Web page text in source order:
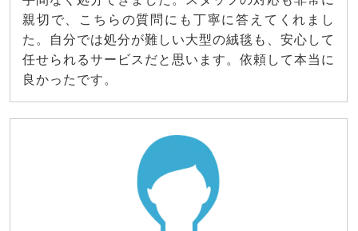
親切で、こちらの質問にも丁寧に答えてくれまし
た。自分では処分が難しい大型の絨毯も、安心して
任せられるサービスだと思います。依頼して本当に
良かったです。